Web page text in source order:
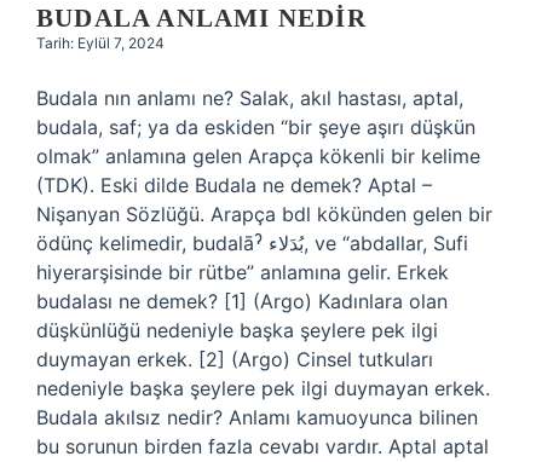
BUDALA ANLAMI NEDIR
Tarih: Eylül 7, 2024
Budala nın anlamı ne? Salak, akıl hastası, aptal,
budala, saf; ya da eskiden “bir şeye aşırı düşkün
olmak” anlamına gelen Arapça kökenli bir kelime
(TDK). Eski dilde Budala ne demek? Aptal –
Nişanyan Sözlüğü. Arapça bdl kökünden gelen bir
ödünç kelimedir, budalāˀ بُدَلاء, ve “abdallar, Sufi
hiyerarşisinde bir rütbe” anlamına gelir. Erkek
budalası ne demek? [1] (Argo) Kadınlara olan
düşkünlüğü nedeniyle başka şeylere pek ilgi
duymayan erkek. [2] (Argo) Cinsel tutkuları
nedeniyle başka şeylere pek ilgi duymayan erkek.
Budala akılsız nedir? Anlamı kamuoyunca bilinen
bu sorunun birden fazla cevabı vardır. Aptal aptal